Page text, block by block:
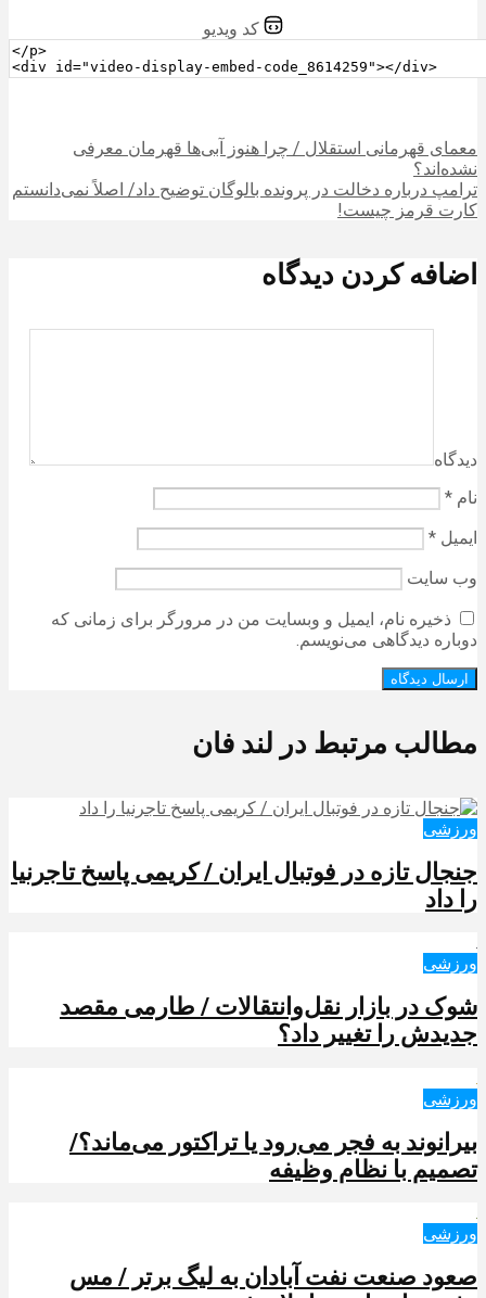
معمای قهرمانی استقلال / چرا هنوز آبی‌ها قهرمان معرفی
نشده‌اند؟
ترامپ درباره دخالت در پرونده بالوگان توضیح داد/ اصلاً نمی‌دانستم
کارت قرمز چیست!
اضافه کردن دیدگاه
دیدگاه
نام *
ایمیل *
وب‌ سایت
ذخیره نام، ایمیل و وبسایت من در مرورگر برای زمانی که
دوباره دیدگاهی می‌نویسم.
مطالب مرتبط در لند فان
ورزشی
جنجال تازه در فوتبال ایران / کریمی پاسخ تاجرنیا
را داد
ورزشی
شوک در بازار نقل‌وانتقالات / طارمی مقصد
جدیدش را تغییر داد؟
ورزشی
بیرانوند به فجر می‌رود یا تراکتور می‌ماند؟/
تصمیم با نظام وظیفه
ورزشی
صعود صنعت نفت آبادان به لیگ برتر / مس